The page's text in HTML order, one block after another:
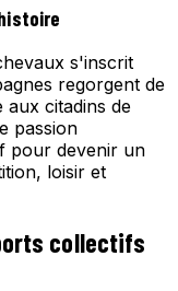
s'inscrit
regorgent de
aux citadins de
passion
pour devenir un
loisir et
collectifs